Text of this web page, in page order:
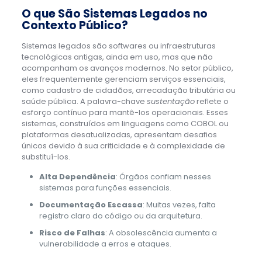
O que São Sistemas Legados no
Contexto Público?
Sistemas legados são softwares ou infraestruturas
tecnológicas antigas, ainda em uso, mas que não
acompanham os avanços modernos. No setor público,
eles frequentemente gerenciam serviços essenciais,
como cadastro de cidadãos, arrecadação tributária ou
saúde pública. A palavra-chave sustentaçãoreflete o
esforço contínuo para mantê-los operacionais. Esses
sistemas, construídos em linguagens como COBOL ou
plataformas desatualizadas, apresentam desafios
únicos devido à sua criticidade e à complexidade de
substituí-los.
Alta Dependência: Órgãos confiam nesses
sistemas para funções essenciais.
Documentação Escassa: Muitas vezes, falta
registro claro do código ou da arquitetura.
Risco de Falhas: A obsolescência aumenta a
vulnerabilidade a erros e ataques.